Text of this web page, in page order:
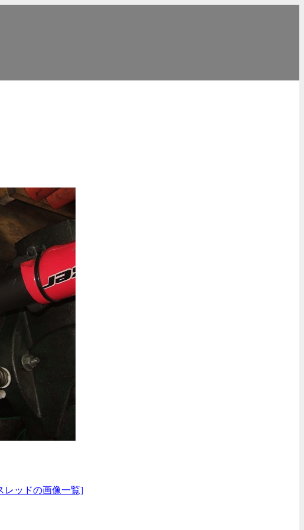
レッドの画像一覧]